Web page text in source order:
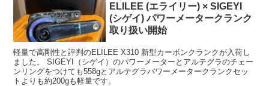
ELILEE (エライリー) × SIGEYI
(シゲイ) パワーメータークランク
取り扱い開始
軽量で高剛性と評判のELILEE X310 新型カーボンクランクが入荷し
ました。 SIGEYI（シゲイ）のパワーメーターとアルテグラのチェー
ンリングをつけても558gとアルテグラパワーメータークランクセッ
トよりも約200gも軽量です。